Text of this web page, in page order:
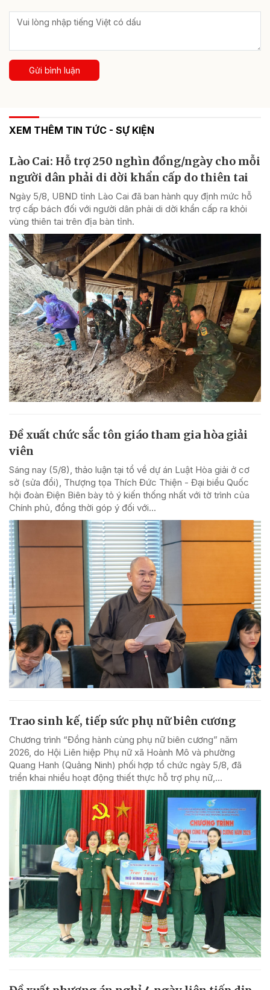
Gửi bình luận
XEM THÊM TIN TỨC - SỰ KIỆN
Lào Cai: Hỗ trợ 250 nghìn đồng/ngày cho mỗi
người dân phải di dời khẩn cấp do thiên tai
Ngày 5/8, UBND tỉnh Lào Cai đã ban hành quy định mức hỗ
trợ cấp bách đối với người dân phải di dời khẩn cấp ra khỏi
vùng thiên tai trên địa bàn tỉnh.
Đề xuất chức sắc tôn giáo tham gia hòa giải
viên
Sáng nay (5/8), thảo luận tại tổ về dự án Luật Hòa giải ở cơ
sở (sửa đổi), Thượng tọa Thích Đức Thiện - Đại biểu Quốc
hội đoàn Điện Biên bày tỏ ý kiến thống nhất với tờ trình của
Chính phủ, đồng thời góp ý đối với...
Trao sinh kế, tiếp sức phụ nữ biên cương
Chương trình “Đồng hành cùng phụ nữ biên cương” năm
2026, do Hội Liên hiệp Phụ nữ xã Hoành Mô và phường
Quang Hanh (Quảng Ninh) phối hợp tổ chức ngày 5/8, đã
triển khai nhiều hoạt động thiết thực hỗ trợ phụ nữ,...